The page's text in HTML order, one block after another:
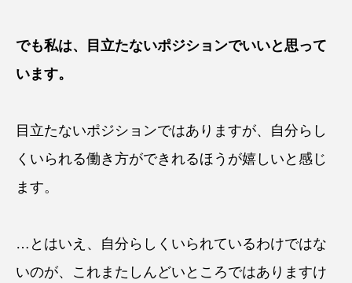
でも私は、目立たないポジションでいいと思って
います。
目立たないポジションではありますが、自分らし
くいられる働き方ができれるほうが嬉しいと感じ
ます。
…とはいえ、自分らしくいられているわけではな
いのが、これまたしんどいところではありますけ